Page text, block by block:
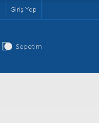
Giriş Yap
Sepetim